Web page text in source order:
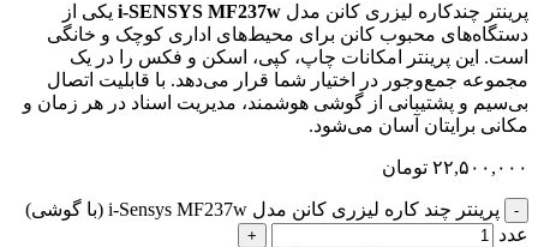
پرینتر چندکاره لیزری کانن مدل i-SENSYS MF237w یکی از
دستگاه‌های محبوب کانن برای محیط‌های اداری کوچک و خانگی
است. این پرینتر امکانات چاپ، کپی، اسکن و فکس را در یک
مجموعه جمع‌وجور در اختیار شما قرار می‌دهد. با قابلیت اتصال
بی‌سیم و پشتیبانی از گوشی هوشمند، مدیریت اسناد در هر زمان و
مکانی برایتان آسان می‌شود.
۲۲,۵۰۰,۰۰۰ تومان
پرینتر چند کاره لیزری کانن مدل i-Sensys MF237w (با گوشی)
عدد